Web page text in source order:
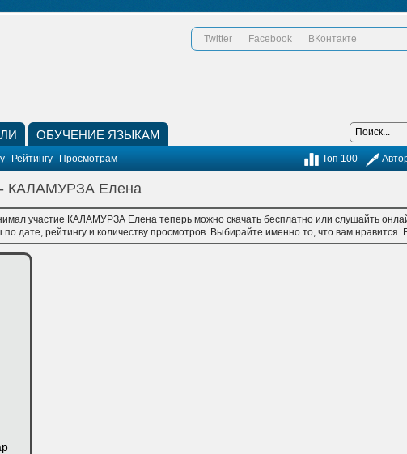
Twitter Facebook ВКонтакте
ОБУЧЕНИЕ ЯЗЫКАМ
Рейтингу Просмотрам Топ 100
- КАЛАМУРЗА Елена
участие КАЛАМУРЗА Елена теперь можно скачать бесплатно или слушайть
дате, рейтингу и количеству просмотров. Выбирайте именно то, что вам нравится.